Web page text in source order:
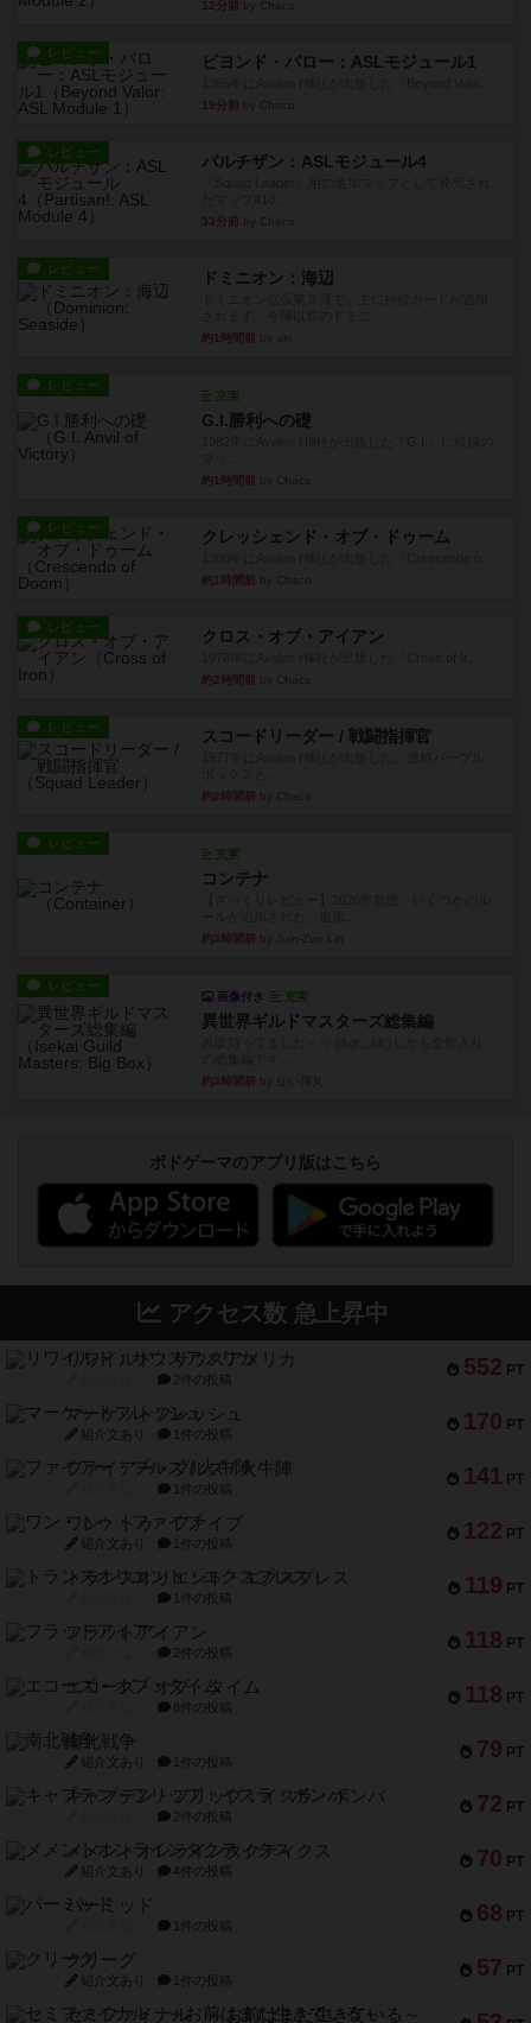
12分前
レビュー ビヨンド・バロー：ASLモジュール1
19分前
レビュー パルチザン：ASLモジュール4
33分前
レビュー ドミニオン：海辺
約1時間前
レビュー
充実
G.I.勝利への礎
約1時間前
レビュー クレッシェンド・オブ・ドゥーム
約1時間前
レビュー クロス・オブ・アイアン
約2時間前
レビュー スコードリーダー / 戦闘指揮官
約2時間前
レビュー
充実
コンテナ
約3時間前
レビュー
画像付き 充実
異世界ギルドマスターズ総集編
約3時間前
ボドゲーマのアプリ版はこちら
アクセス数 急上昇中
552 PT
リワイルド：サウスアメリカ
2件の投稿
170 PT
マーケットフレッシュ
紹介文あり 1件の投稿
141 PT
ファイアー・ブルズ / 火牛陣
1件の投稿
122 PT
ワン・トゥ・ファイブ
紹介文あり 1件の投稿
119 PT
トランスオリエント・エクスプレス
1件の投稿
118 PT
フラットアイアン
2件の投稿
118 PT
エコーズ・オブ・タイム
8件の投稿
79 PT
南北戦争
紹介文あり 1件の投稿
72 PT
キャプテン・フリップ：イスラ・ボンバ
2件の投稿
70 PT
メメントオンラインタクティクス
紹介文あり 4件の投稿
68 PT
パーミッド
1件の投稿
57 PT
クリーグ
紹介文あり 1件の投稿
セミファイナル ～お前はまだ生きている～